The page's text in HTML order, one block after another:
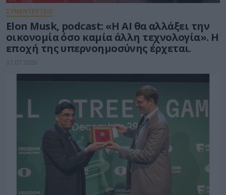
ΣΥΝΕΝΤΕΥΞΕΙΣ
Elon Musk, podcast: «Η AI θα αλλάξει την
οικονομία όσο καμία άλλη τεχνολογία». Η
εποχή της υπερνοημοσύνης έρχεται.
31.07.2026